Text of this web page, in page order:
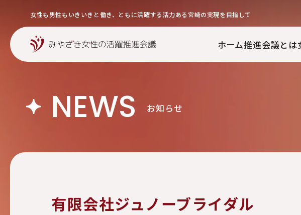
女性も男性もいきいきと働き、ともに活躍する活力ある宮崎の実現を目指して
ホーム推進会議とは
NEWS お知らせ
有限会社ジュノーブライダル